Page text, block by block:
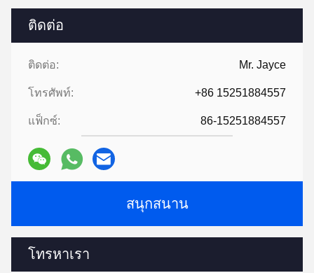
ติดต่อ
ติดต่อ: Mr. Jayce
โทรศัพท์: +86 15251884557
แฟ็กซ์: 86-15251884557
สนุกสนาน
โทรหาเรา